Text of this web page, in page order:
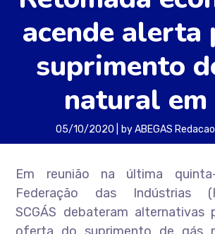
acende alerta
suprimento
natural em
05/10/2020 byABEGAS Redacao
Em reunião na última
Federação das Indústrias
SCGÁS debateram alternativas